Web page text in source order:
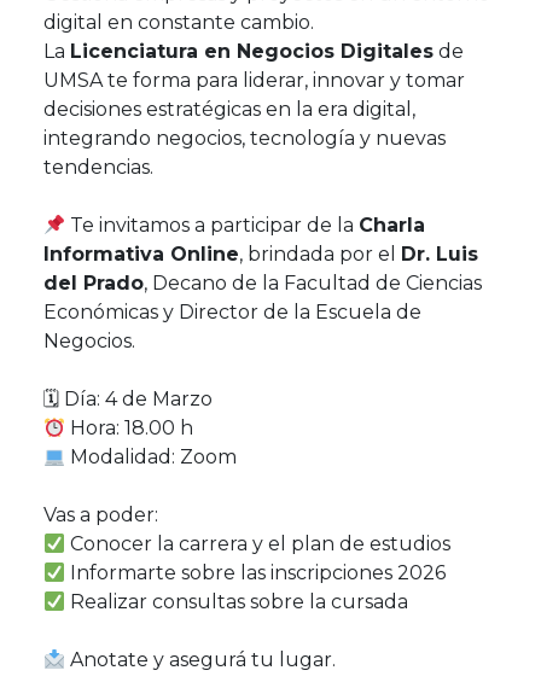
digital en constante cambio.
La Licenciatura en Negocios Digitales de
UMSA te forma para liderar, innovar y tomar
decisiones estratégicas en la era digital,
integrando negocios, tecnología y nuevas
tendencias.
Te invitamos a participar de la Charla
Informativa Online, brindada por el Dr. Luis
del Prado, Decano de la Facultad de Ciencias
Económicas y Director de la Escuela de
Negocios.
🗓 Día: 4 de Marzo
Hora: 18.00 h
Modalidad: Zoom
Vas a poder:
Conocer la carrera y el plan de estudios
Informarte sobre las inscripciones 2026
Realizar consultas sobre la cursada
Anotate y asegurá tu lugar.